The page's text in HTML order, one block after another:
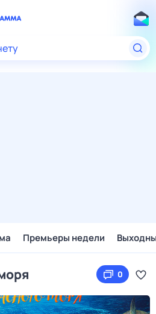
Премьеры недели
0